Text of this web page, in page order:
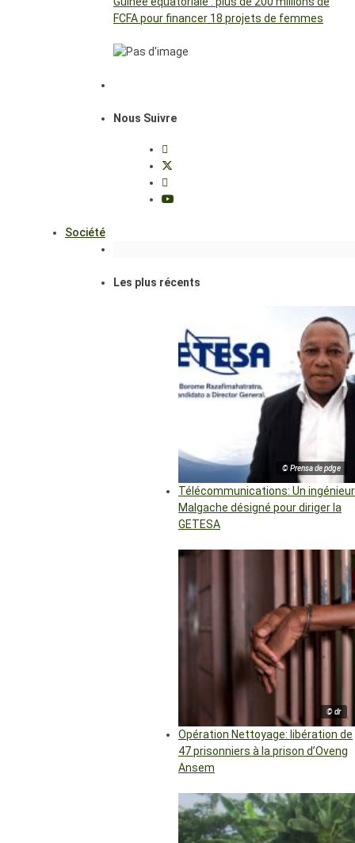
FCFA pour financer 18 projets de femmes
Nous Suivre
Société
Les plus récents
© Prensa de pdge
Télécommunications: Un ingénieur
Malgache désigné pour diriger la
GETESA
© dr
Opération Nettoyage: libération de
47 prisonniers à la prison d’Oveng
Ansem